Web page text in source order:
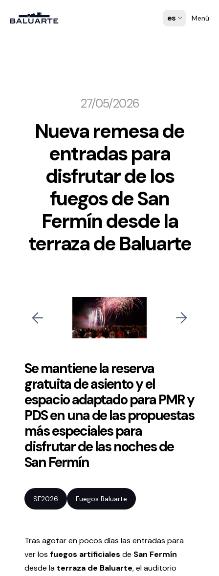
es Menú
Volver al inicio
Agenda
Suscríbete a la newsletter
27/05/2026
Nueva remesa de
entradas para
disfrutar de los
fuegos de San
Fermín desde la
terraza de Baluarte
Se mantiene la reserva
gratuita de asiento y el
espacio adaptado para PMR y
PDS en una de las propuestas
más especiales para
disfrutar de las noches de
San Fermín
SF2026 Fuegos Baluarte
Tras agotar en pocos días las entradas para
ver los fuegos artificiales de San Fermín
desde la terraza de Baluarte, el auditorio